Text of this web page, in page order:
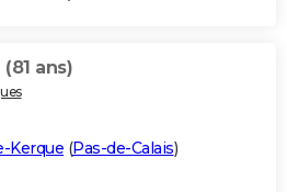
(81 ans)
Kerque (Pas-de-Calais)